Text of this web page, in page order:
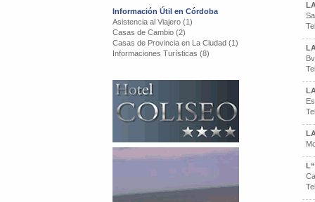
Información Útil en Córdoba
Asistencia al Viajero (1)
Casas de Cambio (2)
Casas de Provincia en La Ciudad (1)
Informaciones Turísticas (8)